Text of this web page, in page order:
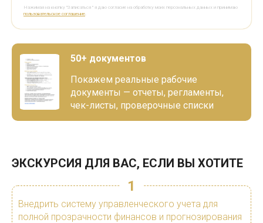
Нажимая на кнопку "Записаться " я даю согласие на обработку моих персональных данных и принимаю
пользовательское соглашение
50+ документов
Покажем реальные рабочие
документы — отчеты, регламенты,
чек-листы, проверочные списки
ЭКСКУРСИЯ ДЛЯ ВАС, ЕСЛИ ВЫ ХОТИТЕ
1
Внедрить систему управленческого учета для
полной прозрачности финансов и прогнозирования